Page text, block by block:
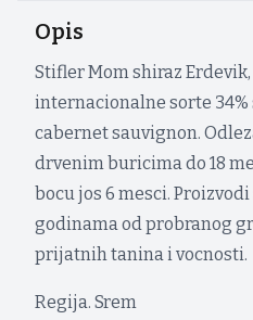
Opis
Stifler Mom shiraz
internacionalne sorte 34%
cabernet sauvignon.
drvenim buricima do 18
bocu jos 6 mesci.
godinama od probranog
prijatnih tanina i vocnosti.
Regija. Srem